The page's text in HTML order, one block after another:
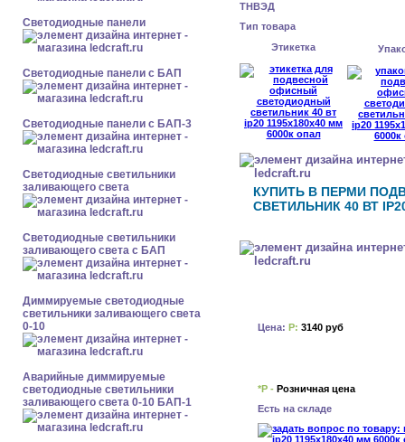
Cветодиодные панели
Cветодиодные панели с БАП
Cветодиодные панели с БАП-3
Светодиодные светильники
заливающего света
Светодиодные светильники
заливающего света с БАП
Диммируемые светодиодные
светильники заливающего света
0-10
Аварийные диммируемые
светодиодные светильники
заливающего света 0-10 БАП-1
ТНВЭД
Тип товара
Этикетка
КУПИТЬ В ПЕРМИ
СВЕТИЛЬНИК 40 ВТ
Цена: Р: 3140 руб
*Р - Розничная цена
Есть на складе